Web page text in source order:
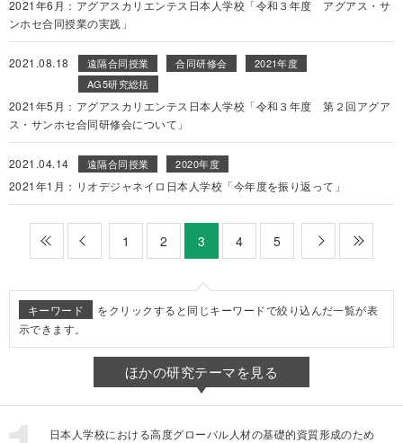
2021年6月：アグアスカリエンテス日本人学校「令和３年度 アグアス・サ
ンホセ合同授業の実践」
2021.08.18 遠隔合同授業 合同研修会
2021年度
AG5研究総括
2021年5月：アグアスカリエンテス日本人学校「令和３年度 第２回アグア
ス・サンホセ合同研修会について」
2021.04.14 遠隔合同授業 2020年度
2021年1月：リオデジャネイロ日本人学校「今年度を振り返って」
最初 前 1 2 3 4 5 次 最後
キーワード
をクリックすると同じキーワードで絞り込んだ一覧が表
示できます。
ほかの研究テーマを見る
日本人学校における高度グローバル人材の基礎的資質形成のため